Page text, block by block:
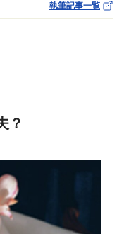
執筆記事一覧
？